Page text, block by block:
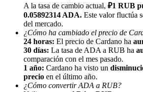
Deposit CASHCAT & Win
A la tasa de cambio actual, ₽1 RUB
0.05892314 ADA. Este valor fluctúa
del mercado.
¿Cómo ha cambiado el precio de
24 horas: El precio de Cardano ha
30 días: La tasa de ADA a RUB ha
comparación con el mes pasado.
1 año: Cardano ha visto un
precio en el último año.
¿Cómo convertir ADA a RUB?